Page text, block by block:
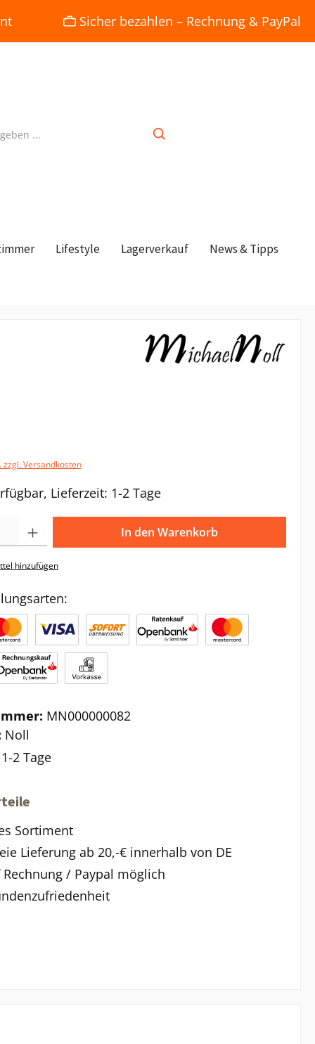
Sicher bezahlen – Rechnung & PayPal
Lifestyle Lagerverkauf News & Tipps
zzgl. Versandkosten
Lieferzeit: 1-2 Tage
In den Warenkorb
hinzufügen
MN000000082
Noll
1-2 Tage
Sortiment
Lieferung ab 20,-€ innerhalb von DE
/ Paypal möglich